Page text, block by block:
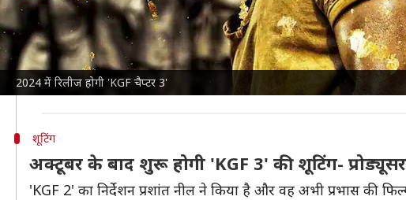
2024 में रिलीज होगी 'KGF चैप्टर 3'
'मार्वल यूनिवर्स' के तौर पर फ्रेंचाइजी को विकसित
दैनिक भास्करको दिए इंटरव्यू में प्रोड्यूसर विजय ने बताया कि वह
उन्होंने कहा, "आगे चलकर हम फ्रेंचाइजी को 'मार्वल यूनिवर्स' के तौर पर
चाहते हैं। जैसा 'स्पाइडरमैन: होमकमिंग' में या फिर 'डॉक्टर स्ट्रेंज' में
शूटिंग
अक्टूबर के बाद शुरू होगी 'KGF 3' की शूटिंग-
'KGF 2' का निर्देशन प्रशांत नील ने किया है और वह अभी प्रभास की